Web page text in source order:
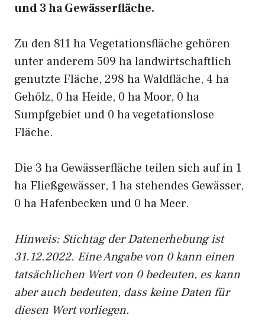
und 3 ha Gewässerfläche.
Zu den 811 ha Vegetationsfläche gehören
unter anderem 509 ha landwirtschaftlich
genutzte Fläche, 298 ha Waldfläche, 4 ha
Gehölz, 0 ha Heide, 0 ha Moor, 0 ha
Sumpfgebiet und 0 ha vegetationslose
Fläche.
Die 3 ha Gewässerfläche teilen sich auf in 1
ha Fließgewässer, 1 ha stehendes Gewässer,
0 ha Hafenbecken und 0 ha Meer.
Hinweis: Stichtag der Datenerhebung ist
31.12.2022. Eine Angabe von 0 kann einen
tatsächlichen Wert von 0 bedeuten, es kann
aber auch bedeuten, dass keine Daten für
diesen Wert vorliegen.